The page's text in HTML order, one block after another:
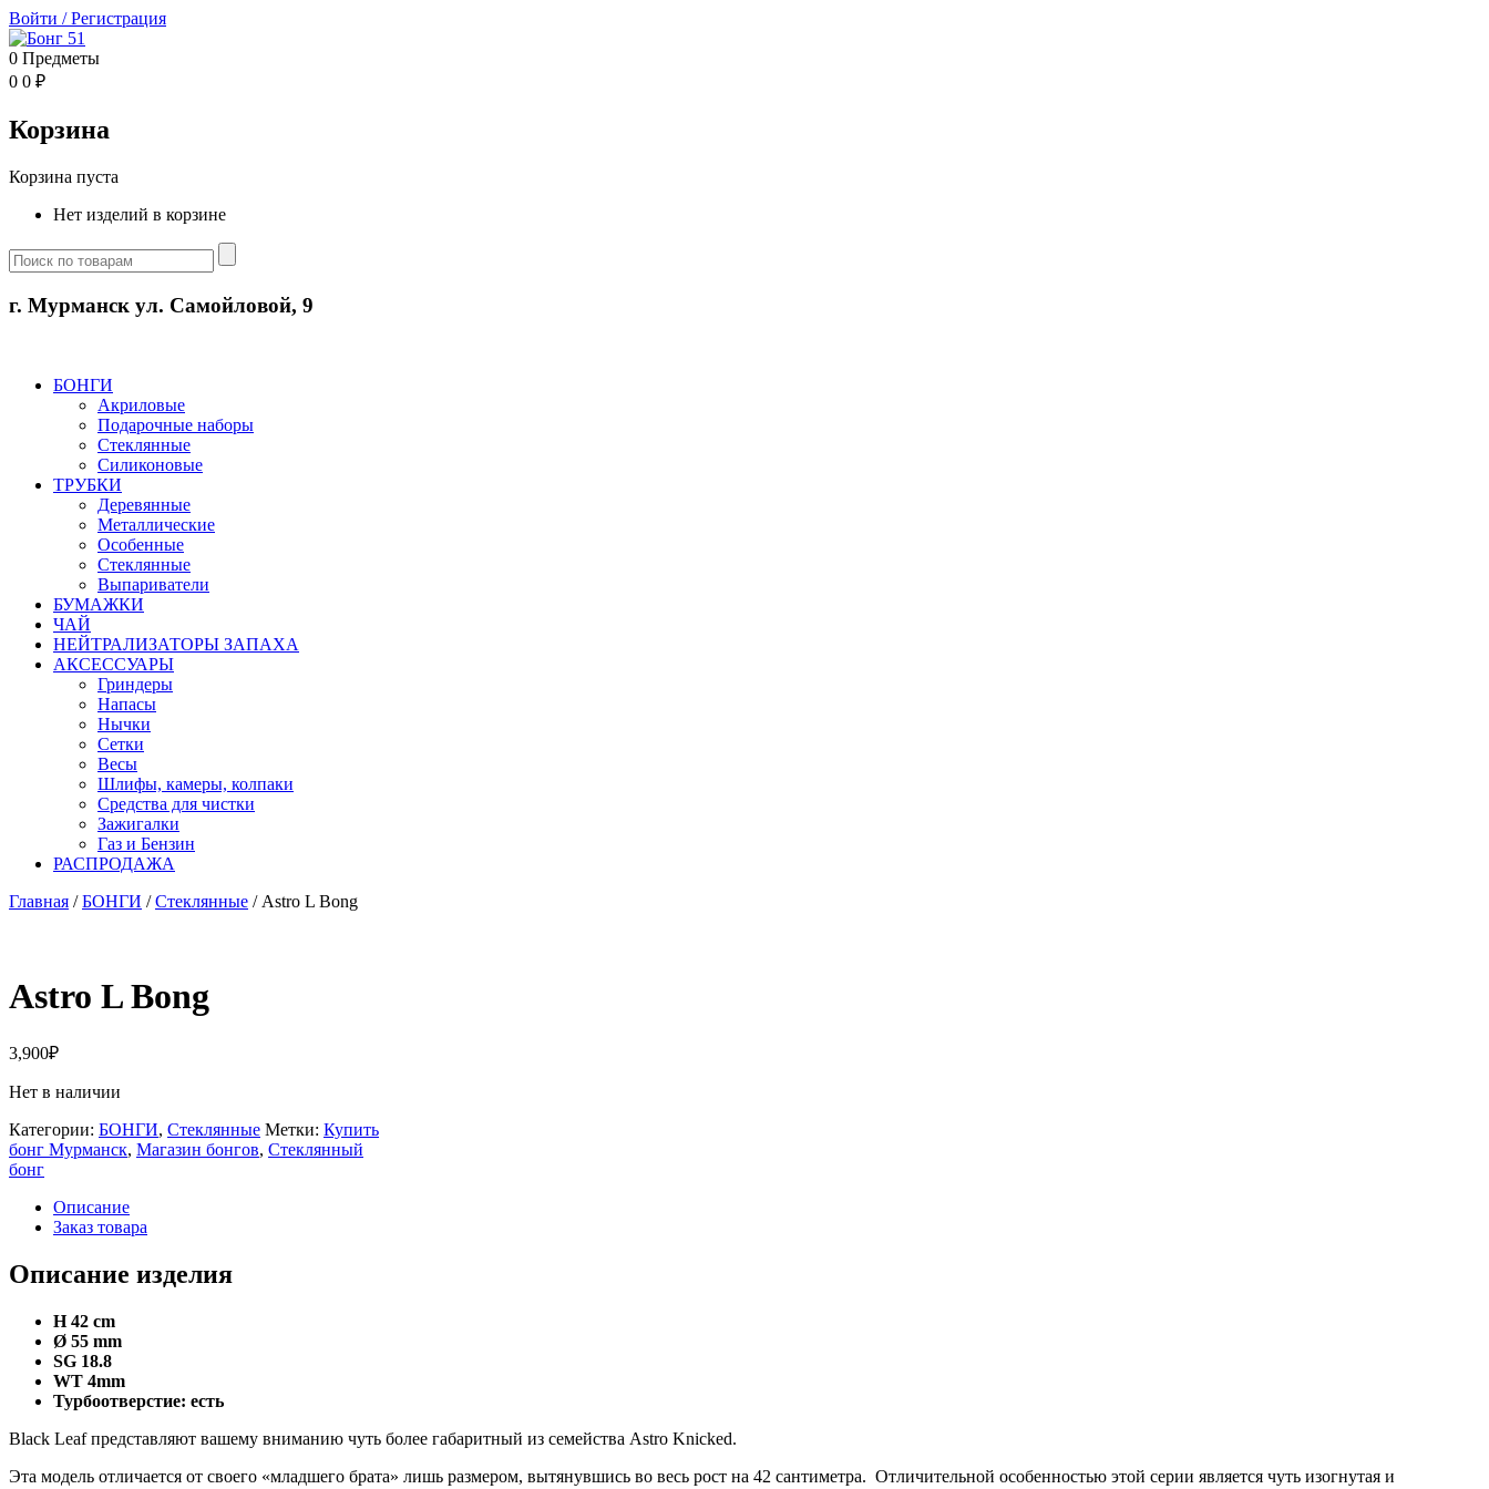
Войти /Регистрация
0 Предметы
0 0 ₽
Корзина
Корзина пуста
Нет изделий в корзине
г. Мурманск ул. Самойловой, 9
БОНГИ
Акриловые
Подарочные наборы
Стеклянные
Силиконовые
ТРУБКИ
Деревянные
Металлические
Особенные
Стеклянные
Выпариватели
БУМАЖКИ
ЧАЙ
НЕЙТРАЛИЗАТОРЫ ЗАПАХА
АКСЕССУАРЫ
Гриндеры
Напасы
Нычки
Сетки
Весы
Шлифы, камеры, колпаки
Средства для чистки
Зажигалки
Газ и Бензин
РАСПРОДАЖА
Главная /БОНГИ /Стеклянные / Astro L Bong
Astro L Bong
3,900₽
Нет в наличии
Категории: БОНГИ, Стеклянные Метки: Купить
бонг Мурманск, Магазин бонгов, Стеклянный
бонг
Описание
Заказ товара
Описание изделия
H 42 cm
Ø 55 mm
SG 18.8
WT 4mm
Турбоотверстие: есть
Black Leaf представляют вашему вниманию чуть более габаритный из семейства Astro Knicked.
Эта модель отличается от своего «младшего брата» лишь размером, вытянувшись во весь рост на 42 сантиметра. Отличительной особенностью этой серии является чуть изогнутая и